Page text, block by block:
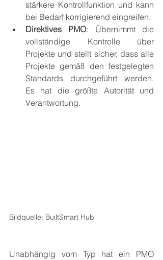
stärkere Kontrollfunktion und kann
bei Bedarf korrigierend eingreifen.
Direktives PMO: Übernimmt die
vollständige Kontrolle über
Projekte und stellt sicher, dass alle
Projekte gemäß den festgelegten
Standards durchgeführt werden.
Es hat die größte Autorität und
Verantwortung.
Bildquelle: BuiltSmart Hub
Unabhängig vom Typ hat ein PMO